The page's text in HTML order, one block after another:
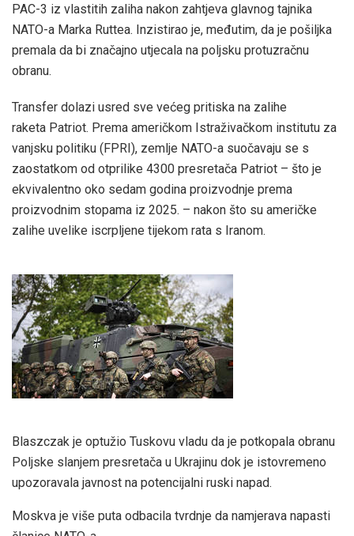
PAC-3 iz vlastitih zaliha nakon zahtjeva glavnog tajnika
NATO-a Marka Ruttea. Inzistirao je, međutim, da je pošiljka
premala da bi značajno utjecala na poljsku protuzračnu
obranu.
Transfer dolazi usred sve većeg pritiska na zalihe
raketa Patriot. Prema američkom Istraživačkom institutu za
vanjsku politiku (FPRI), zemlje NATO-a suočavaju se s
zaostatkom od otprilike 4300 presretača Patriot – što je
ekvivalentno oko sedam godina proizvodnje prema
proizvodnim stopama iz 2025. – nakon što su američke
zalihe uvelike iscrpljene tijekom rata s Iranom.
Blaszczak je optužio Tuskovu vladu da je potkopala obranu
Poljske slanjem presretača u Ukrajinu dok je istovremeno
upozoravala javnost na potencijalni ruski napad.
Moskva je više puta odbacila tvrdnje da namjerava napasti